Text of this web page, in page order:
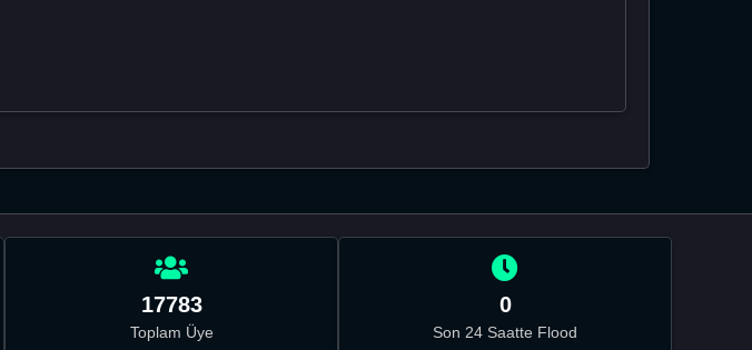
17783
Toplam Üye
0
Son 24 Saatte Flood